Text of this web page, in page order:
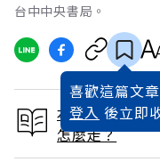
台中中央書局。
喜歡這篇文
登入 後立即
本文出自
怎麼走？